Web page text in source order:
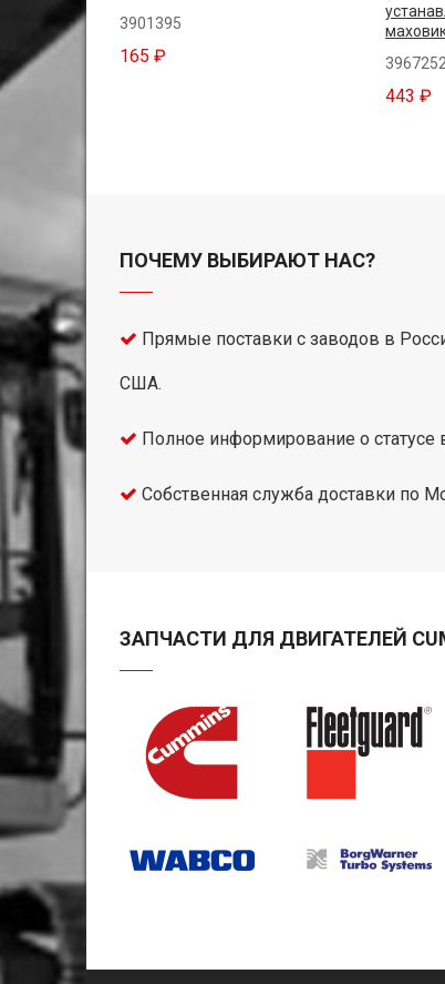
3901395
165 ₽
443 ₽
ПОЧЕМУ ВЫБИРАЮТ НАС?
Прямые поставки с заводов в
США.
Полное информирование о статусе
Собственная служба доставки по
ЗАПЧАСТИ ДЛЯ ДВИГАТЕЛЕЙ